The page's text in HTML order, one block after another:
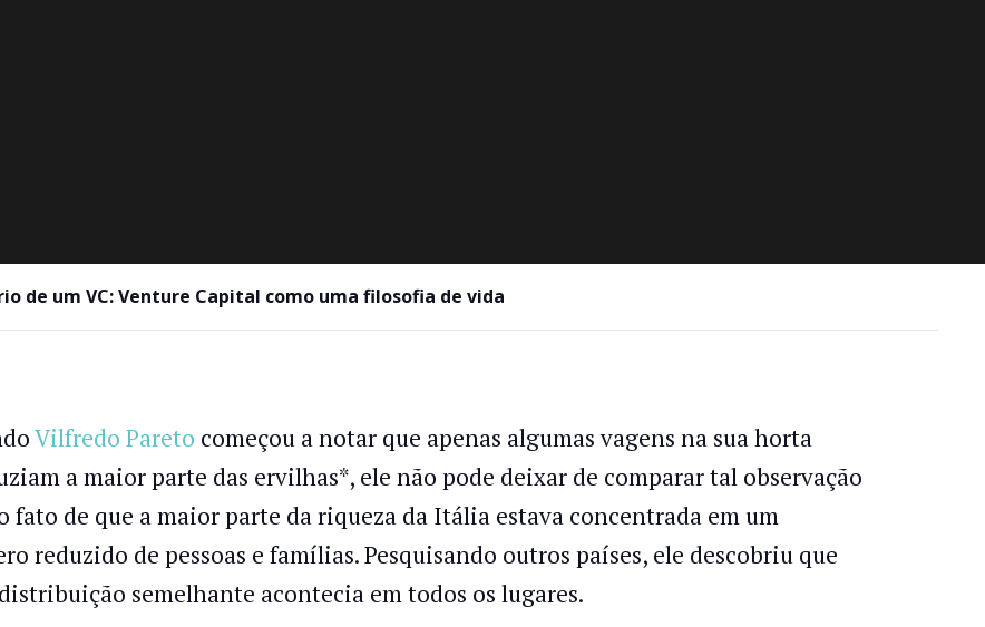
de um VC: Venture Capital como uma filosofia de vida
Vilfredo Pareto começou a notar que apenas algumas vagens na sua horta
a maior parte das ervilhas*, ele não pode deixar de comparar tal observação
fato de que a maior parte da riqueza da Itália estava concentrada em um
reduzido de pessoas e famílias. Pesquisando outros países, ele descobriu que
semelhante acontecia em todos os lugares.